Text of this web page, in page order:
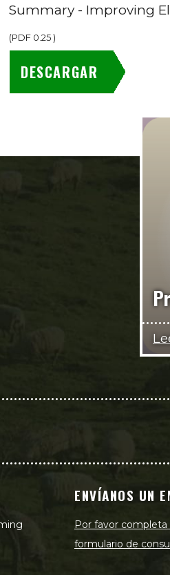
Summary - Improving
(PDF 0.25)
DESCARGAR
ENVÍANOS UN
Por favor completa
formulario de